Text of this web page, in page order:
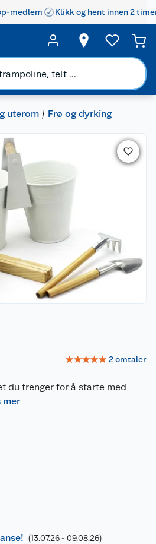
medlem Klikk og hent innen 2
uterom Frø og dyrking
☆☆☆☆☆ 2omtaler
du trenger for å starte med
mer
(13.07.26 - 09.08.26)